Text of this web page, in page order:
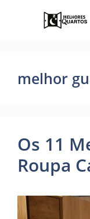
melhor
Os 11
Roupa